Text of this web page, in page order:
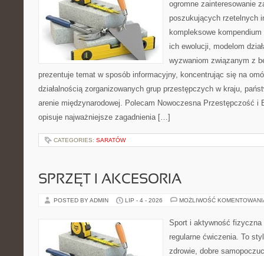
ogromne zainteresowanie
poszukujących rzetelnych
kompleksowe
ich ewolucji, modelom
wyzwaniom związanym z
prezentuje temat w sposób informacyjny, koncentrując się na
działalnością zorganizowanych grup przestępczych w kraju,
arenie międzynarodowej. Polecam Nowoczesna Przestępczość i
opisuje najważniejsze zagadnienia […]
CATEGORIES: SARATÓW
SPRZĘT I AKCESORIA
POSTED BY ADMIN LIP - 4 - 2026 MOŻLIWOŚĆ
Sport i aktywność
regularne ćwiczenia. To
zdrowie, dobre